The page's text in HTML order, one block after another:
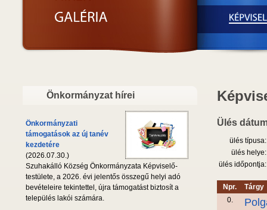
Önkormányzat hírei
Önkormányzati
támogatások az új tanév
kezdetére
(2026.07.30.)
Szuhakálló Község Önkormányzata Képviselő-
testülete, a 2026. évi jelentős összegű helyi adó
bevételeire tekintettel, újra támogatást biztosít a
település lakói számára.
Ülés
ülés típusa:
ülés helye:
ülés időpontja:
Npr.
Tárgy
0.